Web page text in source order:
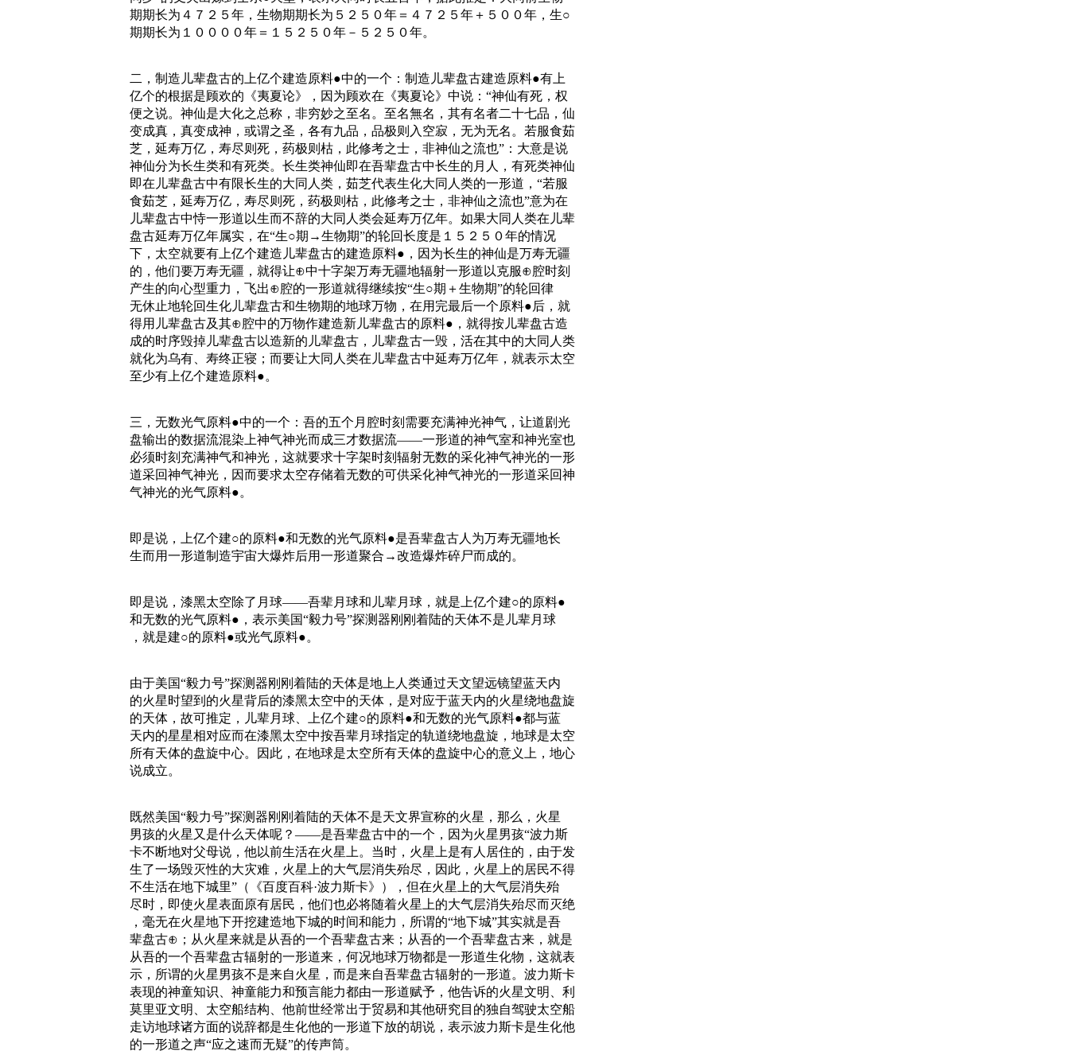
期期长为４７２５年，生物期期长为５２５０年＝４７２５年＋５００年，生○
期期长为１００００年＝１５２５０年－５２５０年。
二，制造儿辈盘古的上亿个建造原料●中的一个：制造儿辈盘古建造原料●有上
亿个的根据是顾欢的《夷夏论》，因为顾欢在《夷夏论》中说：“神仙有死，权
便之说。神仙是大化之总称，非穷妙之至名。至名無名，其有名者二十七品，仙
变成真，真变成神，或谓之圣，各有九品，品极则入空寂，无为无名。若服食茹
芝，延寿万亿，寿尽则死，药极则枯，此修考之士，非神仙之流也”：大意是说
神仙分为长生类和有死类。长生类神仙即在吾辈盘古中长生的月人，有死类神仙
即在儿辈盘古中有限长生的大同人类，茹芝代表生化大同人类的一形道，“若服
食茹芝，延寿万亿，寿尽则死，药极则枯，此修考之士，非神仙之流也”意为在
儿辈盘古中恃一形道以生而不辞的大同人类会延寿万亿年。如果大同人类在儿辈
盘古延寿万亿年属实，在“生○期→生物期”的轮回长度是１５２５０年的情况
下，太空就要有上亿个建造儿辈盘古的建造原料●，因为长生的神仙是万寿无疆
的，他们要万寿无疆，就得让⊕中十字架万寿无疆地辐射一形道以克服⊕腔时刻
产生的向心型重力，飞出⊕腔的一形道就得继续按“生○期＋生物期”的轮回律
无休止地轮回生化儿辈盘古和生物期的地球万物，在用完最后一个原料●后，就
得用儿辈盘古及其⊕腔中的万物作建造新儿辈盘古的原料●，就得按儿辈盘古造
成的时序毁掉儿辈盘古以造新的儿辈盘古，儿辈盘古一毁，活在其中的大同人类
就化为乌有、寿终正寝；而要让大同人类在儿辈盘古中延寿万亿年，就表示太空
至少有上亿个建造原料●。
三，无数光气原料●中的一个：吾的五个月腔时刻需要充满神光神气，让道剧光
盘输出的数据流混染上神气神光而成三才数据流——一形道的神气室和神光室也
必须时刻充满神气和神光，这就要求十字架时刻辐射无数的采化神气神光的一形
道采回神气神光，因而要求太空存储着无数的可供采化神气神光的一形道采回神
气神光的光气原料●。
即是说，上亿个建○的原料●和无数的光气原料●是吾辈盘古人为万寿无疆地长
生而用一形道制造宇宙大爆炸后用一形道聚合→改造爆炸碎尸而成的。
即是说，漆黑太空除了月球——吾辈月球和儿辈月球，就是上亿个建○的原料●
和无数的光气原料●，表示美国“毅力号”探测器刚刚着陆的天体不是儿辈月球
，就是建○的原料●或光气原料●。
由于美国“毅力号”探测器刚刚着陆的天体是地上人类通过天文望远镜望蓝天内
的火星时望到的火星背后的漆黑太空中的天体，是对应于蓝天内的火星绕地盘旋
的天体，故可推定，儿辈月球、上亿个建○的原料●和无数的光气原料●都与蓝
天内的星星相对应而在漆黑太空中按吾辈月球指定的轨道绕地盘旋，地球是太空
所有天体的盘旋中心。因此，在地球是太空所有天体的盘旋中心的意义上，地心
说成立。
既然美国“毅力号”探测器刚刚着陆的天体不是天文界宣称的火星，那么，火星
男孩的火星又是什么天体呢？——是吾辈盘古中的一个，因为火星男孩“波力斯
卡不断地对父母说，他以前生活在火星上。当时，火星上是有人居住的，由于发
生了一场毁灭性的大灾难，火星上的大气层消失殆尽，因此，火星上的居民不得
不生活在地下城里”（《百度百科·波力斯卡》），但在火星上的大气层消失殆
尽时，即使火星表面原有居民，他们也必将随着火星上的大气层消失殆尽而灭绝
，毫无在火星地下开挖建造地下城的时间和能力，所谓的“地下城”其实就是吾
辈盘古⊕；从火星来就是从吾的一个吾辈盘古来；从吾的一个吾辈盘古来，就是
从吾的一个吾辈盘古辐射的一形道来，何况地球万物都是一形道生化物，这就表
示，所谓的火星男孩不是来自火星，而是来自吾辈盘古辐射的一形道。波力斯卡
表现的神童知识、神童能力和预言能力都由一形道赋予，他告诉的火星文明、利
莫里亚文明、太空船结构、他前世经常出于贸易和其他研究目的独自驾驶太空船
走访地球诸方面的说辞都是生化他的一形道下放的胡说，表示波力斯卡是生化他
的一形道之声“应之速而无疑”的传声筒。